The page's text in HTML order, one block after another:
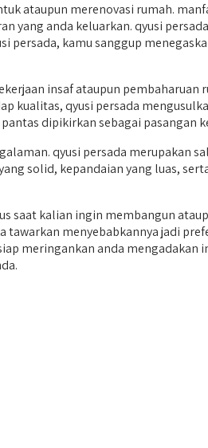
ataupun merenovasi rumah.
yang anda keluarkan. qyusi
kamu sanggup
insaf ataupun pembaharuan
qyusi persada
dipikirkan sebagai pasangan
qyusi persada merupakan
solid, kepandaian yang luas,
saat kalian ingin membangun
menyebabkannya jadi
meringankan anda